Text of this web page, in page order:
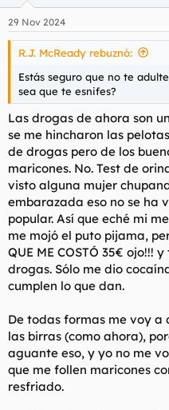
29 Nov 2024
R.J. McReady rebuznó:
Estás seguro que no te
sea que te esnifes?
Las drogas de ahora son
se me hincharon las
de drogas pero de los
maricones. No. Test de
visto alguna mujer
embarazada eso no se ha
popular. Así que eché mi
me mojó el puto pijama,
QUE ME COSTÓ 35€ ojo!!!
drogas. Sólo me dio
cumplen lo que dan.
De todas formas me voy a
las birras (como ahora),
aguante eso, y yo no me
que me follen maricones
resfriado.